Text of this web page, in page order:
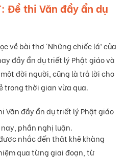
Đề thi Văn đầy ẩn dụ
về bài thơ ‘Những chiếc lá’ của
đầy ẩn dụ triết lý Phật giáo và
đời người, cũng là trả lời cho
trong thời gian vừa qua.
phần nghị luận.
nhắc đến thật khẽ khàng
qua từng giai đoạn, từ